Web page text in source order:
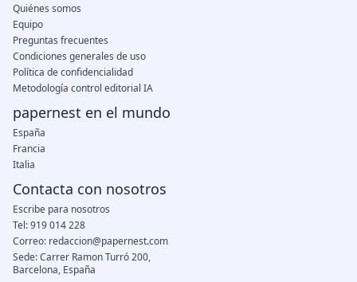
Quiénes somos
Equipo
Preguntas frecuentes
Condiciones generales de uso
Política de confidencialidad
Metodología control editorial IA
papernest en el mundo
España
Francia
Italia
Contacta con nosotros
Escribe para nosotros
Tel: 919 014 228
Correo: redaccion@papernest.com
Sede: Carrer Ramon Turró 200,
Barcelona, España